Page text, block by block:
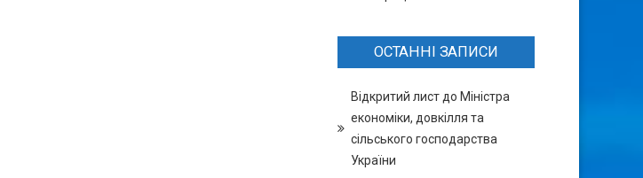
ОСТАННІ ЗАПИСИ
Відкритий лист до Міністра
економіки, довкілля та
сільського господарства
України